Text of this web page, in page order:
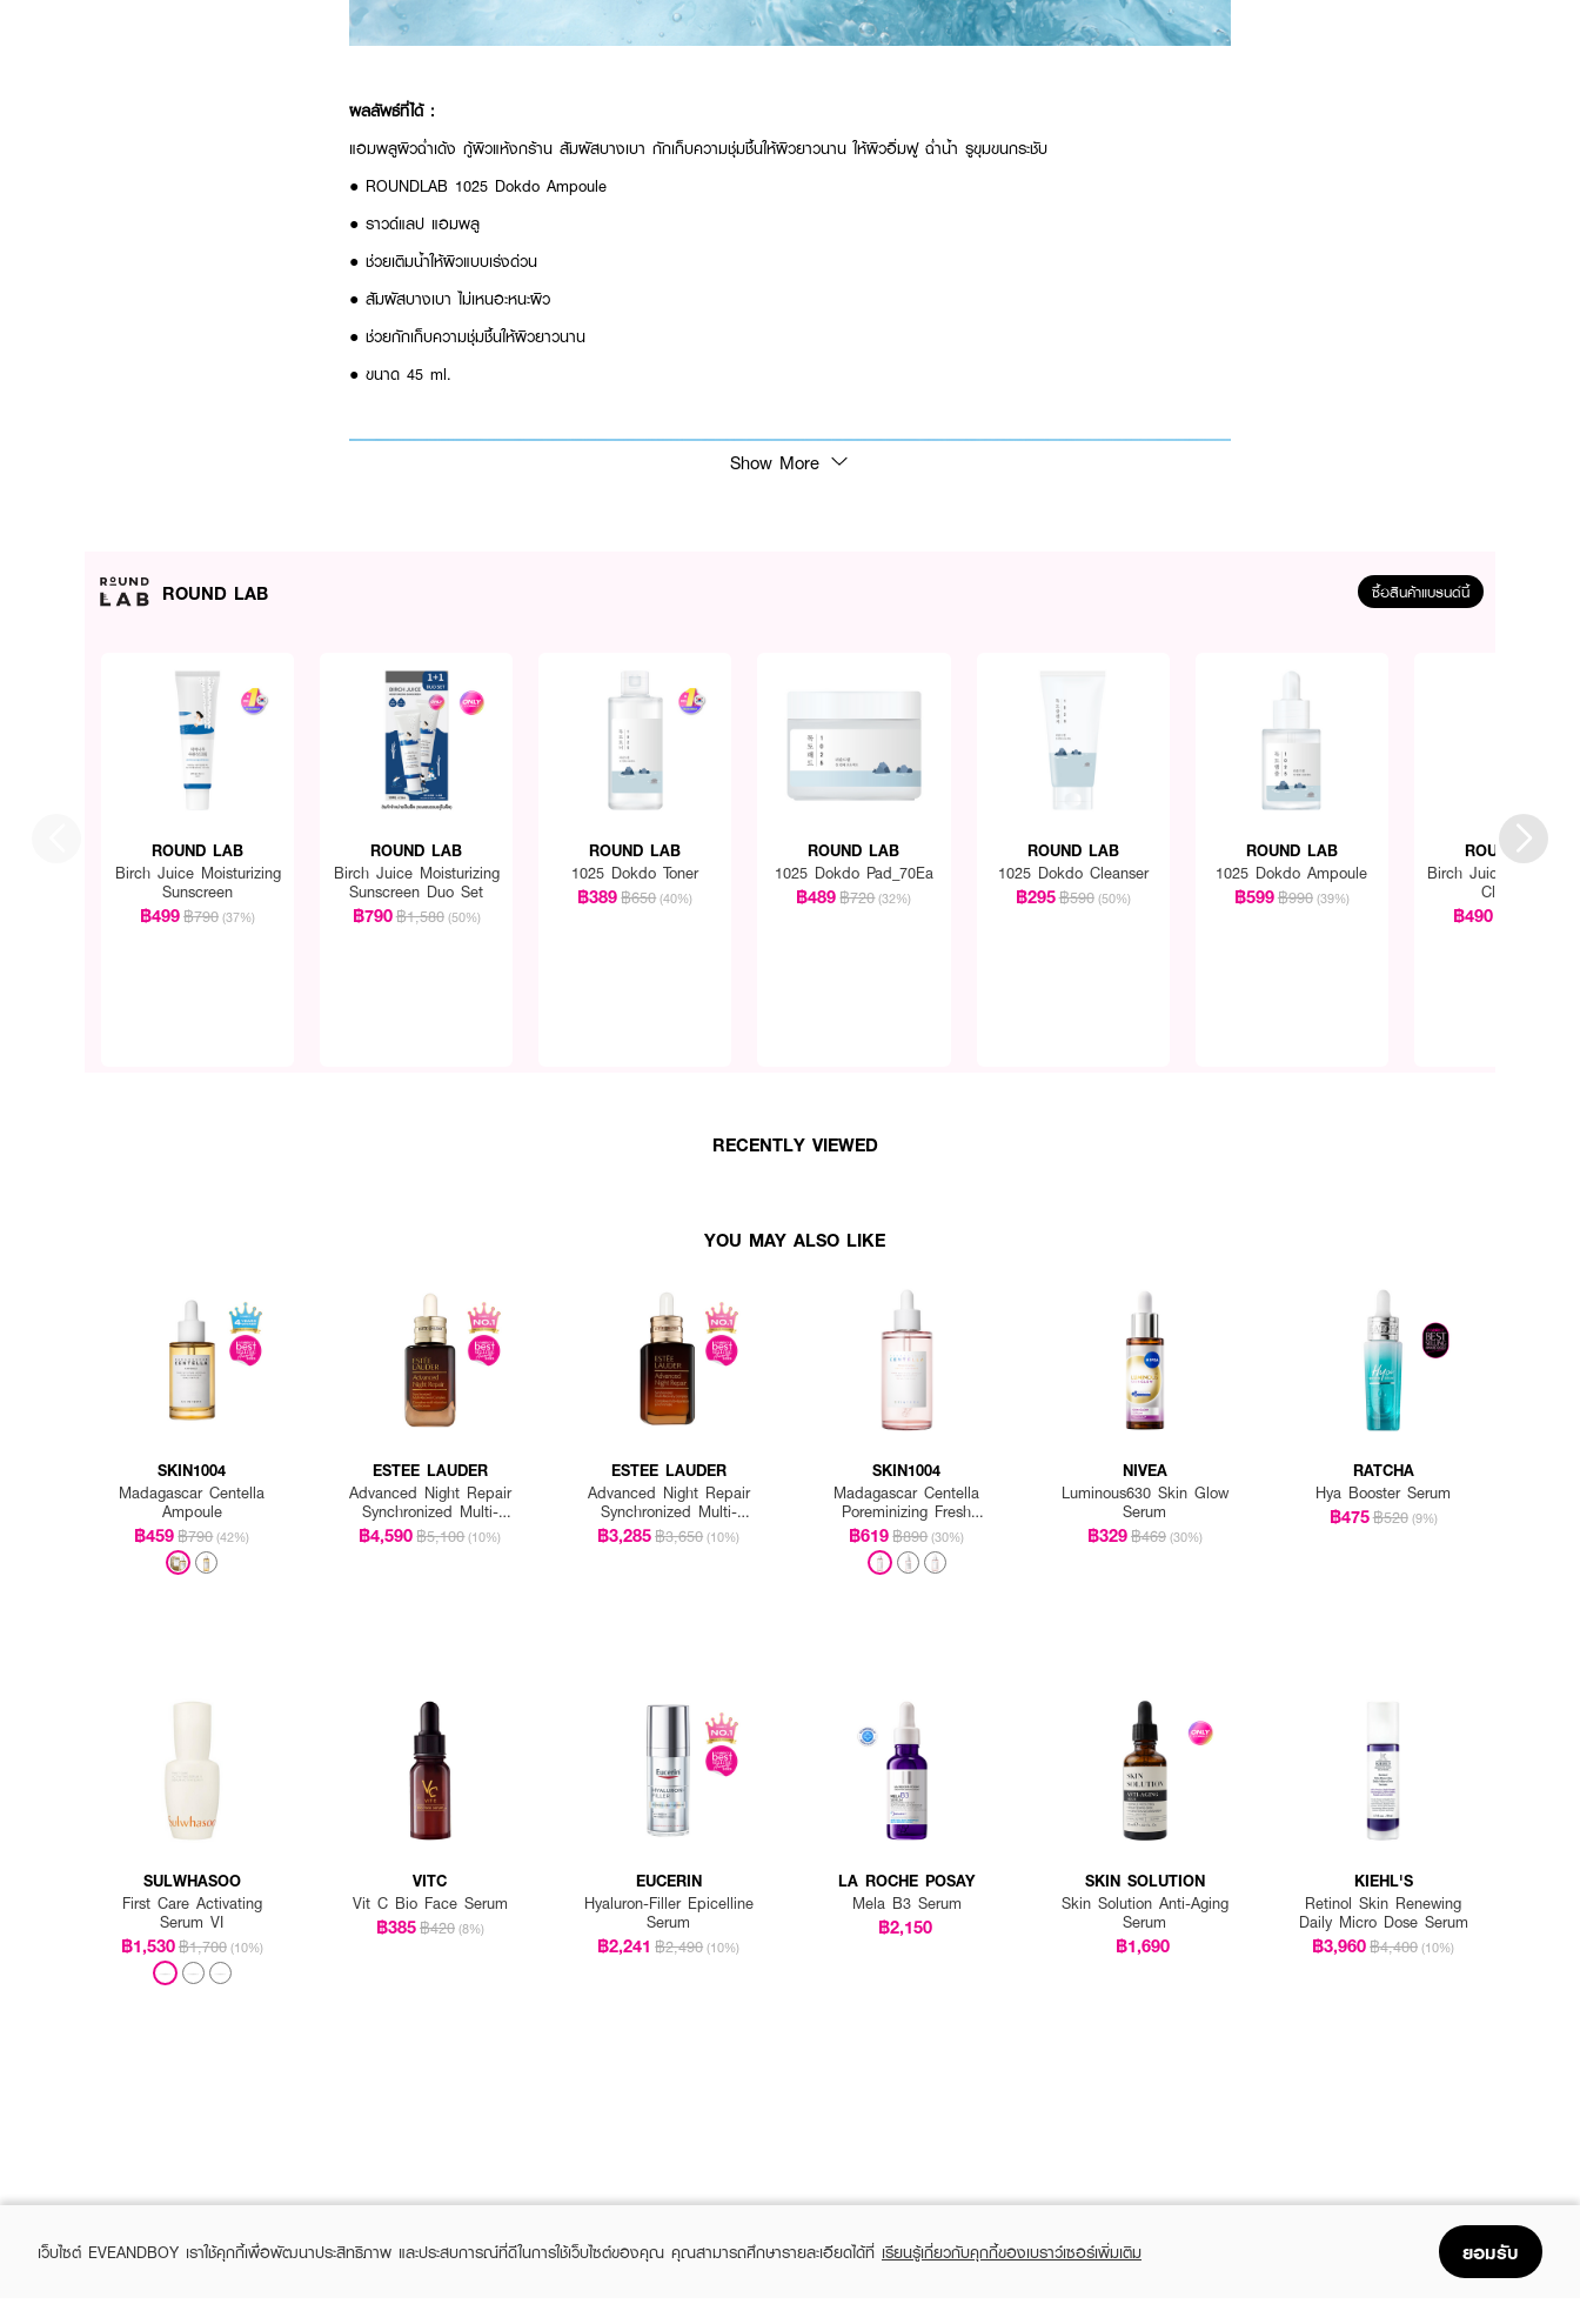
ผลลัพธ์ที่ได้ :
แอมพลูผิวฉ่ำเด้ง กู้ผิวแห้งกร้าน สัมผัสบางเบา กักเก็บความชุ่มชื้นให้ผิวยาวนาน ให้ผิวอิ่มฟู ฉ่ำน้ำ รูขุมขนกระชับ
● ROUNDLAB 1025 Dokdo Ampoule
● ราวด์แลป แอมพลู
● ช่วยเติมน้ำให้ผิวแบบเร่งด่วน
● สัมผัสบางเบา ไม่เหนอะหนะผิว
● ช่วยกักเก็บความชุ่มชื้นให้ผิวยาวนาน
● ขนาด 45 ml.
How to Use :
บีบแอมพูลจากดรอปเปอร์ลงบนฝ่ามือ ทาลงบนผิวอย่างเบามือให้เนื้อแอมพูลซึมเข้าผิว ใช้เป็นขั้นตอนหลังจากโทนเนอร์
Show More
ROUND LAB ซื้อสินค้าแบรนด์นี้
ROUND LAB
Birch Juice Moisturizing
Sunscreen
฿499฿790 (37%)
ROUND LAB
Birch Juice Moisturizing
Sunscreen Duo Set
฿790฿1,580 (50%)
ROUND LAB
1025 Dokdo Toner
฿389฿650 (40%)
ROUND LAB
1025 Dokdo Pad_70Ea
฿489฿720 (32%)
ROUND LAB
1025 Dokdo Cleanser
฿295฿590 (50%)
ROUND LAB
1025 Dokdo Ampoule
฿599฿990 (39%)
ROUND LAB
Birch Juice
Cleanser
฿490
RECENTLY VIEWED
YOU MAY ALSO LIKE
SKIN1004
Madagascar Centella
Ampoule
฿459฿790 (42%)
ESTEE LAUDER
Advanced Night Repair
Synchronized Multi-
Recovery Complex
฿4,590฿5,100 (10%)
ESTEE LAUDER
Advanced Night Repair
Synchronized Multi-
Recovery Complex
฿3,285฿3,650 (10%)
SKIN1004
Madagascar Centella
Poreminizing Fresh
Ampoule
฿619฿890 (30%)
NIVEA
Luminous630 Skin Glow
Serum
฿329฿469 (30%)
RATCHA
Hya Booster Serum
฿475฿520 (9%)
SULWHASOO
First Care Activating
Serum VI
฿1,530฿1,700 (10%)
VITC
Vit C Bio Face Serum
฿385฿420 (8%)
EUCERIN
Hyaluron-Filler Epicelline
Serum
฿2,241 ฿2,490 (10%)
LA ROCHE POSAY
Mela B3 Serum
฿2,150
SKIN SOLUTION
Skin Solution Anti-Aging
Serum
฿1,690
KIEHL'S
Retinol Skin Renewing
Daily Micro Dose Serum
฿3,960฿4,400 (10%)
เว็บไซต์ EVEANDBOY เราใช้คุกกี้เพื่อพัฒนาประสิทธิภาพ และประสบการณ์ที่ดีในการใช้เว็บไซต์ของคุณ คุณสามารถศึกษารายละเอียดได้ที่ เรียนรู้เกี่ยวกับคุกกี้ของเบราว์เซอร์เพิ่มเติม ยอมรับ